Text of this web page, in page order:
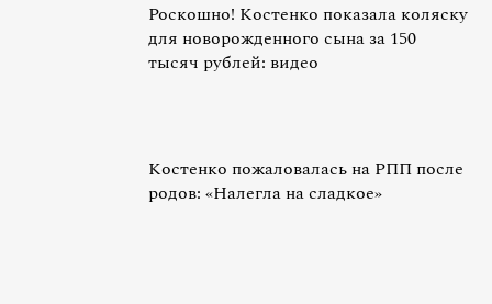
Роскошно! Костенко показала коляску
для новорожденного сына за 150
тысяч рублей: видео
Костенко пожаловалась на РПП после
родов: «Налегла на сладкое»